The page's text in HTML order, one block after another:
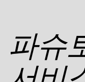
파슈